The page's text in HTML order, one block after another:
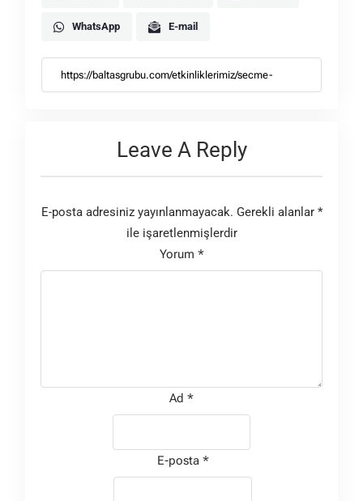
WhatsApp E-mail
Leave A Reply
E-posta adresiniz yayınlanmayacak. Gerekli alanlar *
ile işaretlenmişlerdir
Yorum *
Ad *
E-posta *